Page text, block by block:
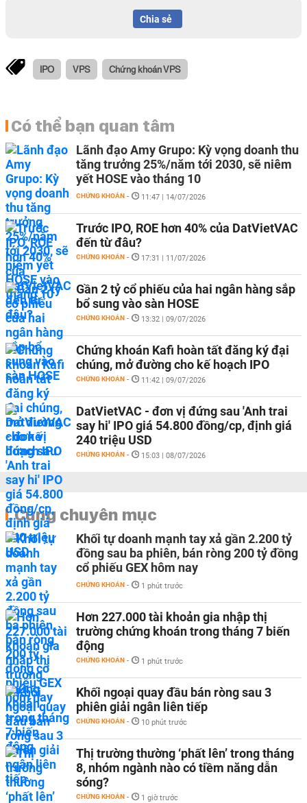
Chia sẻ
IPO VPS Chứng khoán VPS
Có thể bạn quan tâm
Lãnh đạo Amy Grupo: Kỳ vọng doanh thu
tăng trưởng 25%/năm tới 2030, sẽ niêm
yết HOSE vào tháng 10
CHỨNG KHOÁN - 11:47 | 14/07/2026
Trước IPO, ROE hơn 40% của DatVietVAC
đến từ đâu?
CHỨNG KHOÁN - 17:31 | 11/07/2026
Gần 2 tỷ cổ phiếu của hai ngân hàng sắp
bổ sung vào sàn HOSE
CHỨNG KHOÁN - 13:32 | 09/07/2026
Chứng khoán Kafi hoàn tất đăng ký đại
chúng, mở đường cho kế hoạch IPO
CHỨNG KHOÁN - 11:42 | 09/07/2026
DatVietVAC - đơn vị đứng sau 'Anh trai
say hi' IPO giá 54.800 đồng/cp, định giá
240 triệu USD
CHỨNG KHOÁN - 15:03 | 08/07/2026
Cùng chuyên mục
Khối tự doanh mạnh tay xả gần 2.200 tỷ
đồng sau ba phiên, bán ròng 200 tỷ đồng
cổ phiếu GEX hôm nay
CHỨNG KHOÁN - 1 phút trước
Hơn 227.000 tài khoản gia nhập thị
trường chứng khoán trong tháng 7 biến
động
CHỨNG KHOÁN - 1 phút trước
Khối ngoại quay đầu bán ròng sau 3
phiên giải ngân liên tiếp
CHỨNG KHOÁN - 10 phút trước
Thị trường thường ‘phất lên’ trong tháng
8, nhóm ngành nào có tiềm năng dẫn
sóng?
CHỨNG KHOÁN - 1 giờ trước